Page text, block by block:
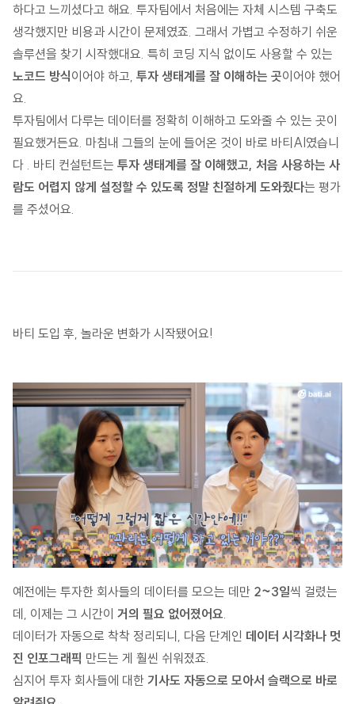
하다고 느끼셨다고 해요. 투자팀에서 처음에는 자체 시스템 구축도
생각했지만 비용과 시간이 문제였죠. 그래서 가볍고 수정하기 쉬운
솔루션을 찾기 시작했대요. 특히 코딩 지식 없이도 사용할 수 있는
노코드 방식이어야 하고, 투자 생태계를 잘 이해하는 곳이어야 했어
요.
투자팀에서 다루는 데이터를 정확히 이해하고 도와줄 수 있는 곳이
필요했거든요. 마침내 그들의 눈에 들어온 것이 바로 바티AI였습니
다 . 바티 컨설턴트는 투자 생태계를 잘 이해했고, 처음 사용하는 사
람도 어렵지 않게 설정할 수 있도록 정말 친절하게 도와줬다는 평가
를 주셨어요.
바티 도입 후, 놀라운 변화가 시작됐어요!
예전에는 투자한 회사들의 데이터를 모으는 데만 2~3일씩 걸렸는
데, 이제는 그 시간이 거의 필요 없어졌어요.
데이터가 자동으로 착착 정리되니, 다음 단계인 데이터 시각화나 멋
진 인포그래픽 만드는 게 훨씬 쉬워졌죠.
심지어 투자 회사들에 대한 기사도 자동으로 모아서 슬랙으로 바로